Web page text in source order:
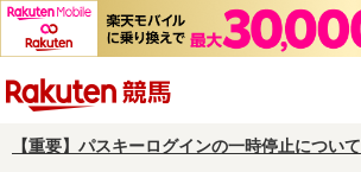
【重要】パスキーログインの一時停止について